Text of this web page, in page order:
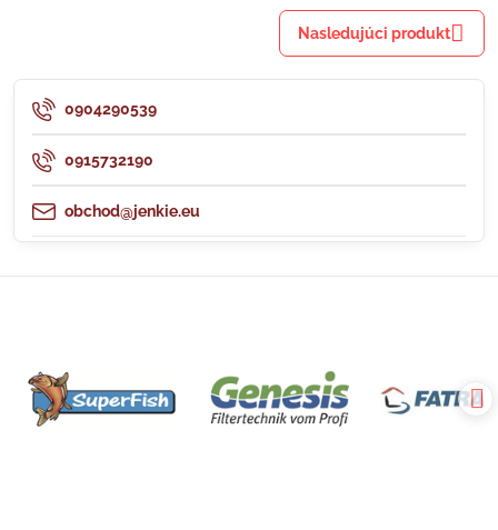
Nasledujúci produkt
0904290539
0915732190
obchod@jenkie.eu